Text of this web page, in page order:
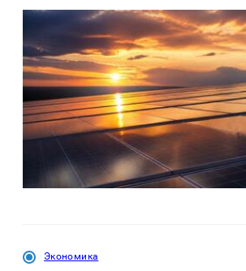
Экономика